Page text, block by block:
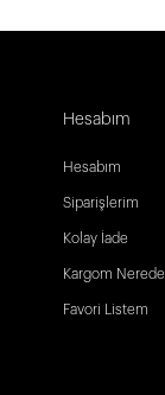
Hesabım
Hesabım
Siparişlerim
Kolay İade
Kargom Nerede
Favori Listem